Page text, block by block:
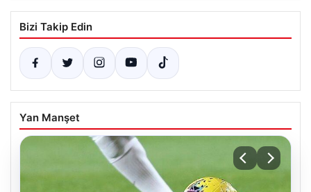
Bizi Takip Edin
Yan Manşet